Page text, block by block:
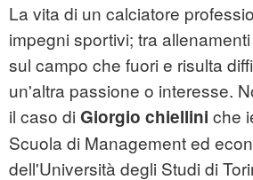
La vita di un calciatore
impegni sportivi; tra
sul campo che fuori e risulta
un'altra passione o interesse.
il caso di Giorgio chiellini che
Scuola di Management ed
dell'Università degli Studi di